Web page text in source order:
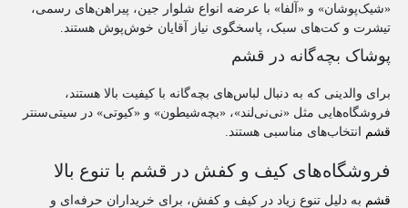
«شیک‌پوشان» و «آلفا» با عرضه انواع شلوار جین، پیراهن‌های رسمی،
تیشرت و کت‌های سبک، پاسخگوی نیاز آقایان خوش‌پوش هستند.
پوشاک بچه‌گانه در قشم
برای والدینی که به دنبال لباس‌های بچه‌گانه با کیفیت بالا هستند،
فروشگاه‌هایی مثل «نی‌نی‌لند»، «بچه‌شیطون» و «کیوتی» در سیتی‌سنتر
قشم
انتخاب‌های مناسبی هستند.
فروشگاه‌های کیف و کفش در قشم با تنوع بالا
قشم به دلیل تنوع زیاد در کیف و کفش، برای خریداران حرفه‌ای و